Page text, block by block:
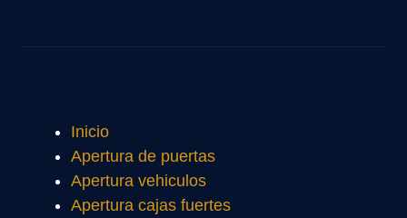
Inicio
Apertura de puertas
Apertura vehiculos
Apertura cajas fuertes